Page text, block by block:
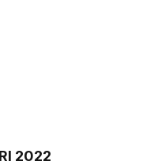
2022